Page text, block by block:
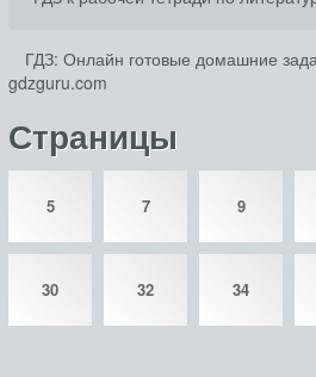
ГДЗ: Онлайн готовые домашние
gdzguru.com
Страницы
5 7 9
30 32 34